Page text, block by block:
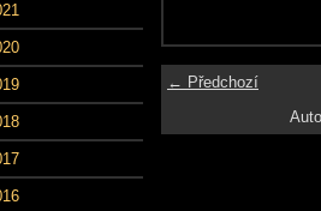
← Předchozí